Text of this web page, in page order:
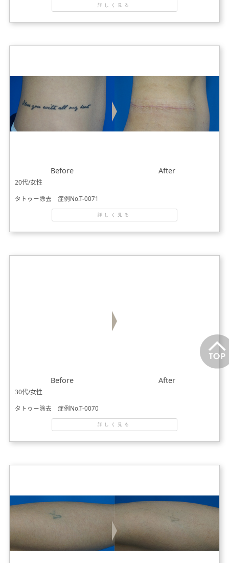
詳しく見る
Before After
20代/女性
タトゥー除去 症例No.T-0071
詳しく見る
Before After
30代/女性
タトゥー除去 症例No.T-0070
詳しく見る